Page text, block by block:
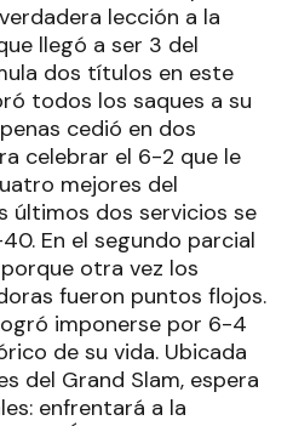
lección a la
llegó a ser 3 del
dos títulos en este
todos los saques a su
cedió en dos
celebrar el 6-2 que le
mejores del
últimos dos servicios se
En el segundo parcial
otra vez los
fueron puntos flojos.
imponerse por 6-4
de su vida. Ubicada
del Grand Slam, espera
enfrentará a la